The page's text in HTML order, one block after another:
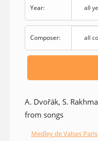
Year: all
Composer: all
A. Dvořák, S.
from songs
Medley de Valses Paris